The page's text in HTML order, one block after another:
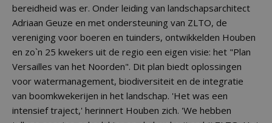
bereidheid was er. Onder leiding van landschapsarchitect
Adriaan Geuze en met ondersteuning van ZLTO, de
vereniging voor boeren en tuinders, ontwikkelden Houben
en zo`n 25 kwekers uit de regio een eigen visie: het "Plan
Versailles van het Noorden". Dit plan biedt oplossingen
voor watermanagement, biodiversiteit en de integratie
van boomkwekerijen in het landschap. 'Het was een
intensief traject,' herinnert Houben zich. 'We hebben